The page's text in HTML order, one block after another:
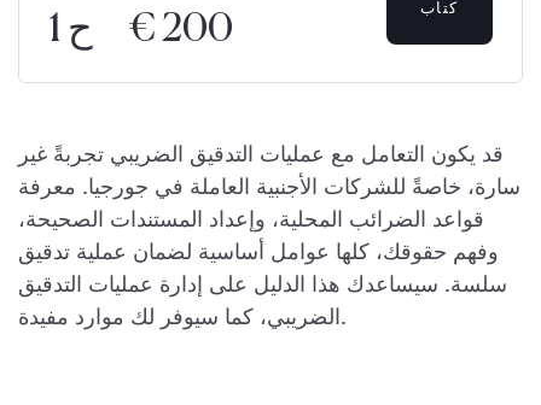
1 ح € 200
كتاب
قد يكون التعامل مع عمليات التدقيق الضريبي تجربةً غير
سارة، خاصةً للشركات الأجنبية العاملة في جورجيا. معرفة
قواعد الضرائب المحلية، وإعداد المستندات الصحيحة،
وفهم حقوقك، كلها عوامل أساسية لضمان عملية تدقيق
سلسة. سيساعدك هذا الدليل على إدارة عمليات التدقيق
الضريبي، كما سيوفر لك موارد مفيدة.